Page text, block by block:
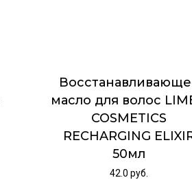
масло для волос
COSMETICS
RECHARGING
50мл
42.0руб.